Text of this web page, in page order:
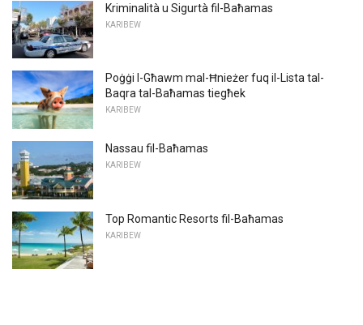
Kriminalità u Sigurtà fil-Baħamas
KARIBEW
Poġġi l-Għawm mal-Ħnieżer fuq il-Lista tal-
Baqra tal-Baħamas tiegħek
KARIBEW
Nassau fil-Baħamas
KARIBEW
Top Romantic Resorts fil-Baħamas
KARIBEW